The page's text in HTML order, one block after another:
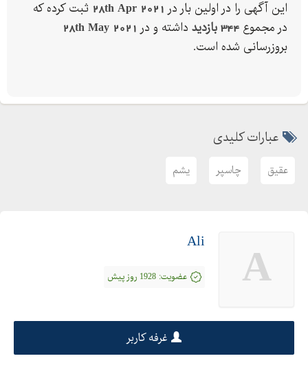
این آگهی را در اولین بار در 28th Apr 2021 ثبت کرده که
در مجموع 344 بازدید داشته و در 28th May 2021
بروزرسانی شده است.
عبارات کلیدی
عقیق چاسپر یشم
A
Ali
عضویت: 1928 روز پیش
غرفه کاربر